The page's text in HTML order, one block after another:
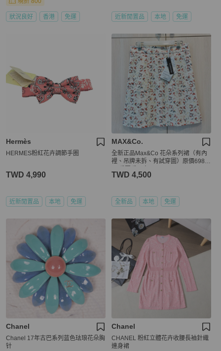
狀況良好 香港 免運 近新閒置品 本地 免運
Hermès
HERMES粉紅花卉調節手圈
TWD 4,990
近新閒置品 本地 免運
MAX&Co.
全新正品Max&Co 花朵系列裙（有內
裡、吊牌未拆、有試穿圖）原價6980
TWD 4,500
全新品 本地 免運
Chanel
Chanel 17年古巴系列蓝色珐琅花朵胸
针
Chanel
CHANEL 粉紅立體花卉收腰長袖針織
連身裙